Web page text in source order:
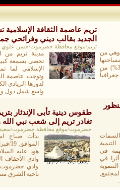
وهي من
(161749) كيلو متر مربع وتشكل بذلك (36%) من
تريم عاصمة الثقافة الإسلامية
الجديد بقالب ديني وفرائحي
تريم/موقع محافظة حضرموت/حسن علوي الكاف -
مدينة تريم من
تحضى بسمعة
الإسلامي
لدورها الريادي
واسع شمل دول
في
في
طقوس دينية تأبى الإندثار
تغادر تريم إلى شعب نبي الله
حضرموت/موقع محافظة حضرموت/سعيد شكابة -
بدأت صباح
هود عليه
وادي الأحقاف
وادي حضرموت
ناحية الشرق مسافة